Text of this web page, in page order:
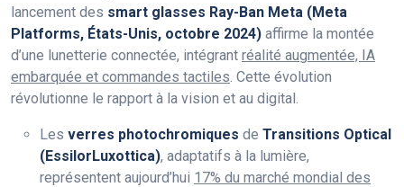
lancement des smart glasses Ray-Ban Meta (Meta
Platforms, États-Unis, octobre 2024) affirme la montée
d’une lunetterie connectée, intégrant réalité augmentée, IA
embarquée et commandes tactiles . Cette évolution
révolutionne le rapport à la vision et au digital.
Les verres photochromiques de Transitions Optical
(EssilorLuxottica), adaptatifs à la lumière,
représentent aujourd’hui 17% du marché mondial des